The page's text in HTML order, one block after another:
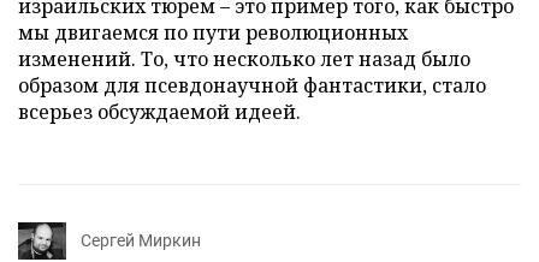
израильских тюрем – это пример того, как быстро
мы двигаемся по пути революционных
изменений. То, что несколько лет назад было
образом для псевдонаучной фантастики, стало
всерьез обсуждаемой идеей.
Сергей Миркин